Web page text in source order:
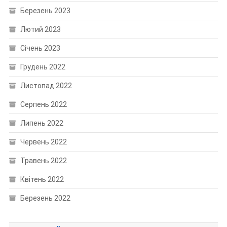
Березень 2023
Лютий 2023
Січень 2023
Грудень 2022
Листопад 2022
Серпень 2022
Липень 2022
Червень 2022
Травень 2022
Квітень 2022
Березень 2022